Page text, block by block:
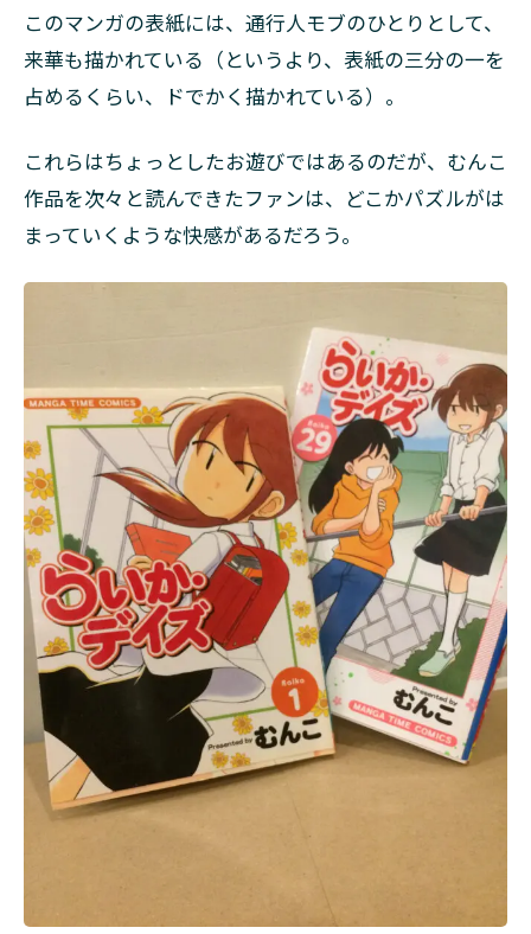
このマンガの表紙には、通行人モブのひとりとして、
来華も描かれている（というより、表紙の三分の一を
占めるくらい、ドでかく描かれている）。
これらはちょっとしたお遊びではあるのだが、むんこ
作品を次々と読んできたファンは、どこかパズルがは
まっていくような快感があるだろう。